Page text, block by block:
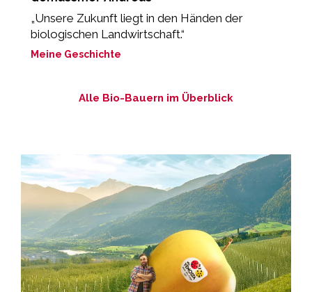
„Unsere Zukunft liegt in den Händen der
biologischen Landwirtschaft.“
Meine Geschichte
Alle Bio-Bauern im Überblick